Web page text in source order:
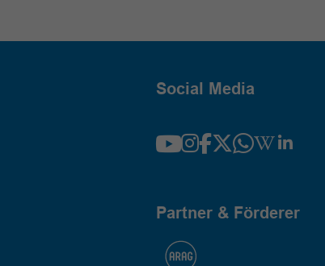
Social Media
Partner & Förderer